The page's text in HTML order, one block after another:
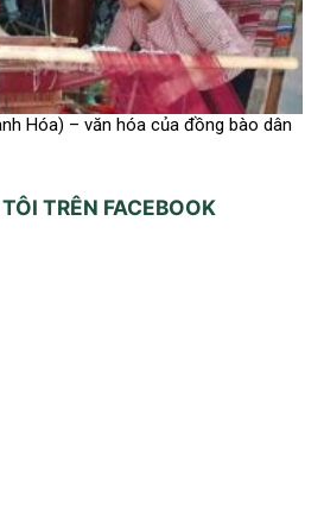
Hóa) – văn hóa của đồng bào dân
TRÊN FACEBOOK